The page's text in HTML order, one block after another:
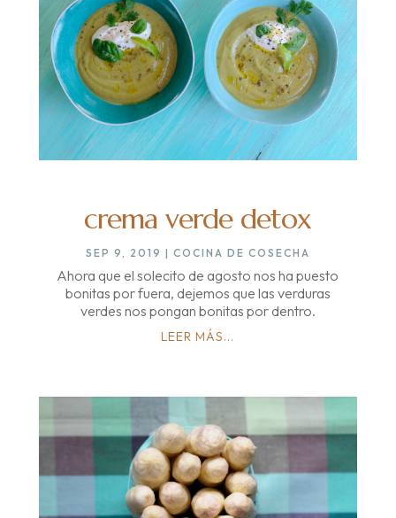
crema verde detox
SEP 9, 2019 | COCINA DE COSECHA
Ahora que el solecito de agosto nos ha puesto
bonitas por fuera, dejemos que las verduras
verdes nos pongan bonitas por dentro.
LEER MÁS...